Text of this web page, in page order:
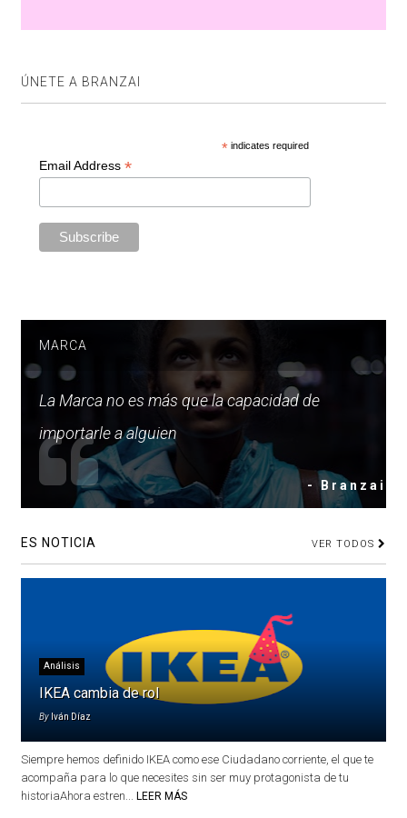
ÚNETE A BRANZAI
* indicates required
Email Address *
MARCA
La Marca no es más que la capacidad de
importarle a alguien
- Branzai
ES NOTICIA VER TODOS
Análisis
IKEA cambia de rol
By Iván Díaz
Siempre hemos definido IKEA como ese Ciudadano corriente, el que te
acompaña para lo que necesites sin ser muy protagonista de tu
historiaAhora estren... LEER MÁS